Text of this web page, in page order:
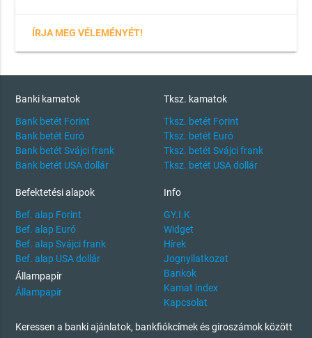
ÍRJA MEG VÉLEMÉNYÉT!
Banki kamatok
Bank betét Forint
Bank betét Euró
Bank betét Svájci frank
Bank betét USA dollár
Tksz. kamatok
Tksz. betét Forint
Tksz. betét Euró
Tksz. betét Svájci frank
Tksz. betét USA dollár
Befektetési alapok
Bef. alap Forint
Bef. alap Euró
Bef. alap Svájci frank
Bef. alap USA dollár
Állampapír
Állampapír
Info
GY.I.K
Widget
Hírek
Jognyilatkozat
Bankok
Kamat index
Kapcsolat
Keressen a banki ajánlatok, bankfiókcímek és giroszámok között